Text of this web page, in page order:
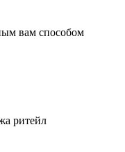
вам способом
ритейл